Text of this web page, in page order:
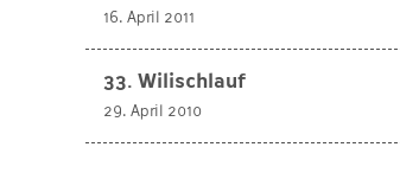
16. April 2011
33. Wilischlauf
29. April 2010